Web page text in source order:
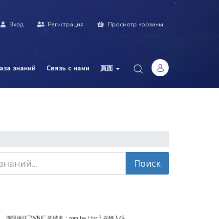
Вход Регистрация Просмотр корзины
знаний Связь с нами 頁面